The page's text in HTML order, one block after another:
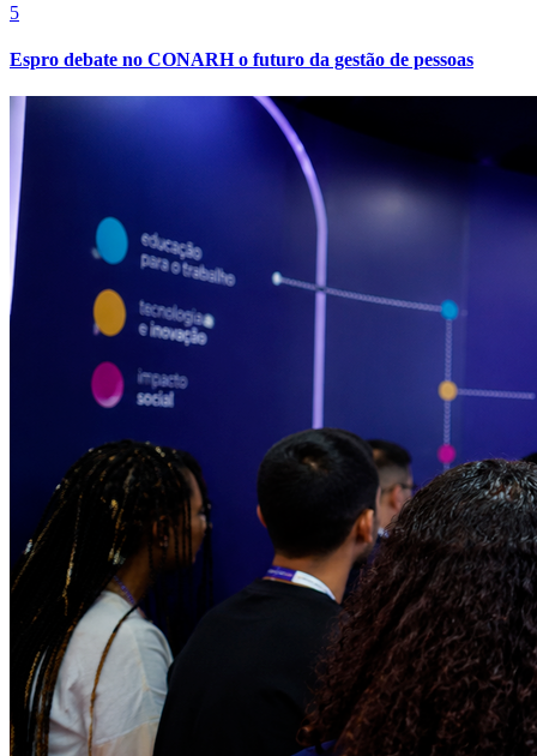
Bragantino
5
Espro debate no CONARH o futuro da gestão de pessoas